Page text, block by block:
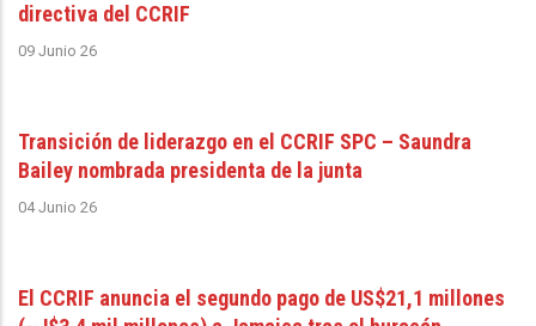
directiva del CCRIF
09 Junio 26
Transición de liderazgo en el CCRIF SPC – Saundra
Bailey nombrada presidenta de la junta
04 Junio 26
El CCRIF anuncia el segundo pago de US$21,1 millones